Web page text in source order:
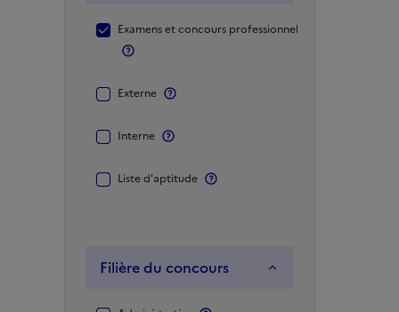
Voie
d’accès
Examens et concours professionnels
Externe
Interne
Liste d'aptitude
Filière du concours